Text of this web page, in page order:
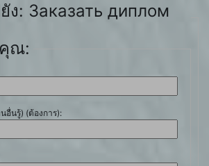
ง: Заказать диплом
ณ:
อื่นรู้) (ต้องการ):